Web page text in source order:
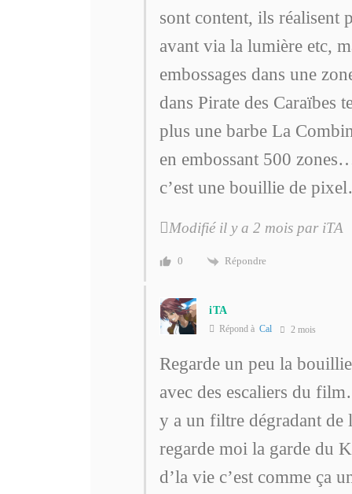
sont content, ils réalisent
avant via la lumière etc,
embossages dans une
dans Pirate des Caraïbes
plus une barbe La
en embossant 500
c’est une bouillie de pixel
Modifié il y a 2 mois par iTA
0 Répondre
iTA
Répond à Cal 2 mois
Regarde un peu la
avec des escaliers du
y a un filtre dégradant de
regarde moi la garde du
d’la vie c’est comme ça